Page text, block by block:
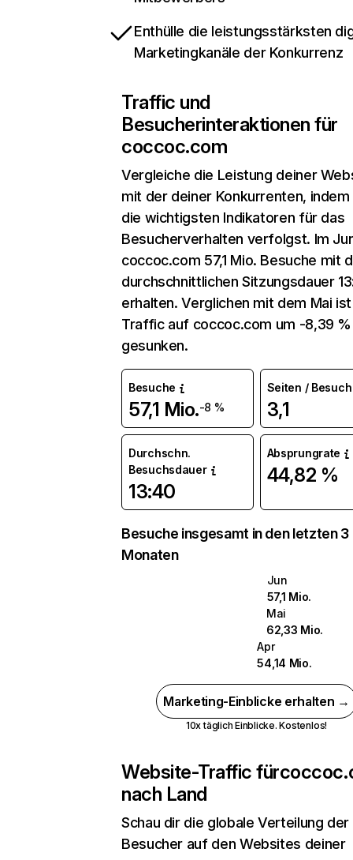
Enthülle die leistungsstärksten
Marketingkanäle der Konkurrenz
Traffic und
Besucherinteraktionen für
coccoc.com
Vergleiche die Leistung deiner
mit der deiner Konkurrenten, indem
die wichtigsten Indikatoren für das
Besucherverhalten verfolgst. Im
coccoc.com 57,1 Mio. Besuche mit
durchschnittlichen Sitzungsdauer
erhalten. Verglichen mit dem Mai
Traffic auf coccoc.com um -8,39 %
gesunken.
Besuche
57,1 Mio.-8 %
Seiten / Besuch
3,1
Durchschn.
Besuchsdauer
13:40
Absprungrate
44,82 %
Besuche insgesamt in den letzten 3
Monaten
Jun
57,1 Mio.
Mai
62,33 Mio.
Apr
54,14 Mio.
Marketing-Einblicke erhalten →
10x täglich Einblicke. Kostenlos!
Website-Traffic für
nach Land
Schau dir die globale Verteilung der
Besucher auf den Websites deiner